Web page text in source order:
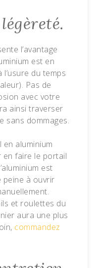
l’avantage
est en
du temps
Pas de
avec votre
ainsi traverser
sans dommages.
aluminium
en faire le portail
est
peine à ouvrir
et roulettes du
aura une plus
commandez